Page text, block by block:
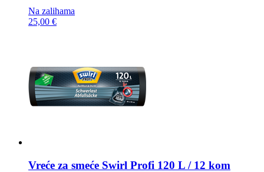
Na zalihama
25,00 €
Vreće za smeće Swirl Profi 120 L / 12 kom